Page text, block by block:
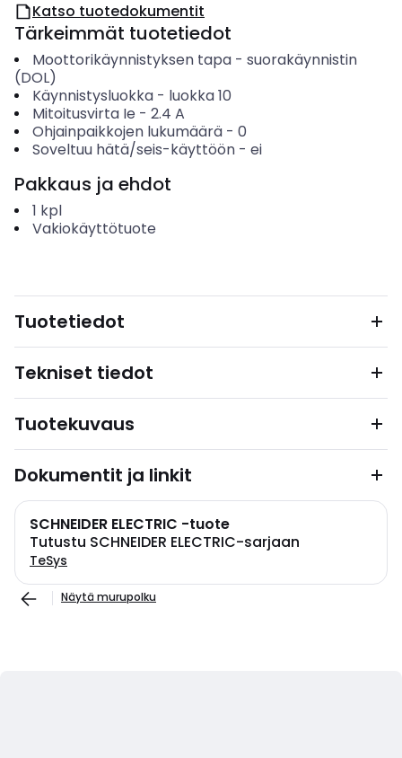
Katso tuotedokumentit
Tärkeimmät tuotetiedot
Moottorikäynnistyksen tapa- suorakäynnistin
(DOL)
Käynnistysluokka- luokka 10
Mitoitusvirta Ie - 2.4 A
Ohjainpaikkojen lukumäärä- 0
Soveltuu hätä/seis-käyttöön- ei
Pakkaus ja ehdot
1 kpl
Vakiokäyttötuote
Tuotetiedot
Tekniset tiedot
Tuotekuvaus
Dokumentit ja linkit
SCHNEIDER ELECTRIC -tuote
Tutustu SCHNEIDER ELECTRIC-sarjaan
TeSys
Näytä murupolku